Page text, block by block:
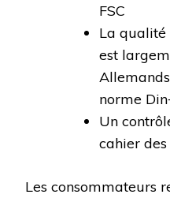
FSC
La qualité
est
norme
Un
cahier
Les consommateurs